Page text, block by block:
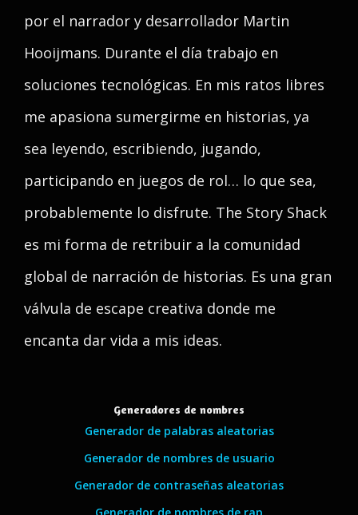
por el narrador y desarrollador Martin
Hooijmans. Durante el día trabajo en
soluciones tecnológicas. En mis ratos libres
me apasiona sumergirme en historias, ya
sea leyendo, escribiendo, jugando,
participando en juegos de rol… lo que sea,
probablemente lo disfrute. The Story Shack
es mi forma de retribuir a la comunidad
global de narración de historias. Es una gran
válvula de escape creativa donde me
encanta dar vida a mis ideas.
Generadores de nombres
Generador de palabras aleatorias
Generador de nombres de usuario
Generador de contraseñas aleatorias